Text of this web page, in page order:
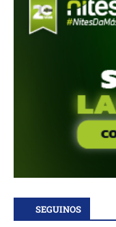
SEGUINOS